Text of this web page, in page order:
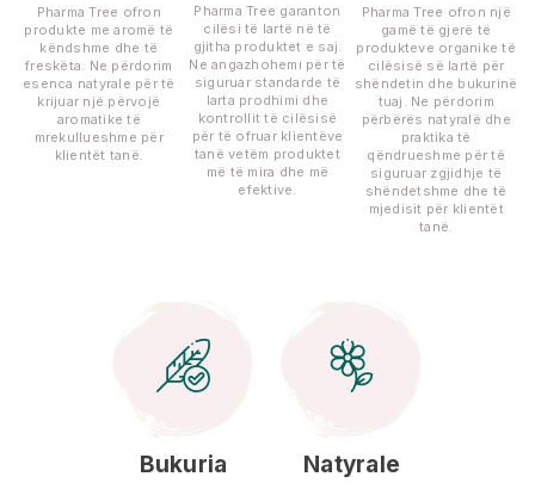
Pharma Tree ofron
produkte me aromë të
këndshme dhe të
freskëta. Ne përdorim
esenca natyrale për të
krijuar një përvojë
aromatike të
mrekullueshme për
klientët tanë.
Pharma Tree garanton
cilësi të lartë në të
gjitha produktet e saj.
Ne angazhohemi për të
siguruar standarde të
larta prodhimi dhe
kontrollit të cilësisë
për të ofruar klientëve
tanë vetëm produktet
më të mira dhe më
efektive.
Pharma Tree ofron një
gamë të gjerë të
produkteve organike të
cilësisë së lartë për
shëndetin dhe bukurinë
tuaj. Ne përdorim
përbërës natyralë dhe
praktika të
qëndrueshme për të
siguruar zgjidhje të
shëndetshme dhe të
mjedisit për klientët
tanë.
Bukuria Natyrale